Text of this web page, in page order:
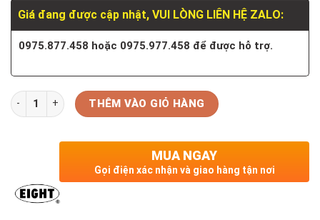
Giá đang được cập nhật, VUI LÒNG LIÊN HỆ ZALO:
0975.877.458 hoặc 0975.977.458 để được hỗ trợ.
Số lượng THÊM VÀO GIỎ HÀNG
MUA NGAY
Gọi điện xác nhận và giao hàng tận nơi